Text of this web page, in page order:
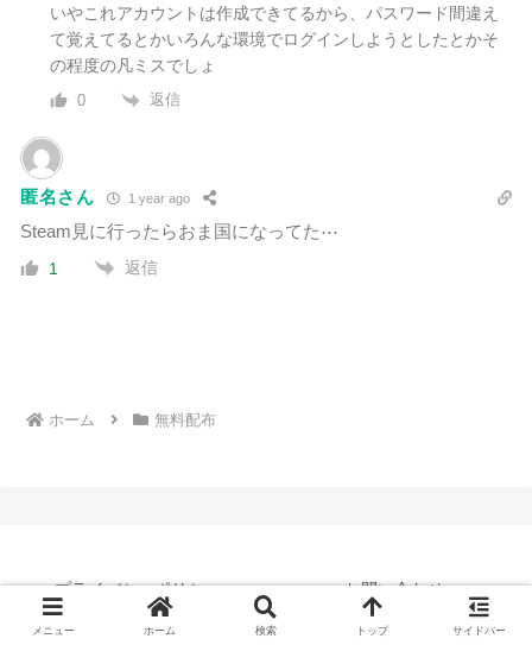
いやこれアカウントは作成できてるから、パスワード間違え
て覚えてるとかいろんな環境でログインしようとしたとかそ
の程度の凡ミスでしょ
0 返信
匿名さん 1 year ago
Steam見に行ったらおま国になってた⋯
1 返信
ホーム 無料配布
プライバシーポリシー
お問い合わせ
サイトマップ
メニュー ホーム 検索 トップ サイドバー